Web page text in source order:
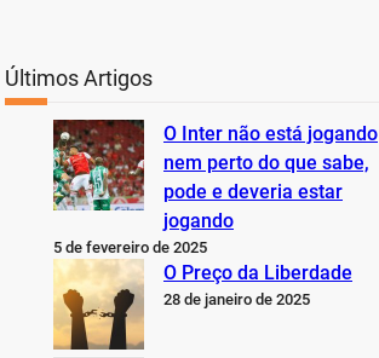
Últimos Artigos
O Inter não está jogando
nem perto do que sabe,
pode e deveria estar
jogando
5 de fevereiro de 2025
O Preço da Liberdade
28 de janeiro de 2025